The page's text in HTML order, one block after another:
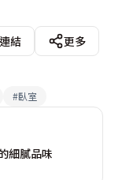
結
更多
#臥室
細膩品味